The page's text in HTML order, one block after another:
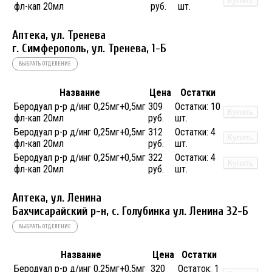
фл-кап 20мл
руб.
шт.
Аптека, ул. Тренева
г. Симферополь, ул. Тренева, 1-Б
ВЫБРАТЬ ОТДЕЛЕНИЕ
Название Цена
Остатки
Беродуал р-р д/инг 0,25мг+0,5мг
фл-кап 20мл
309
руб.
Остатки: 10
шт.
Купить
Беродуал р-р д/инг 0,25мг+0,5мг
фл-кап 20мл
312
руб.
Остатки: 4
шт.
Купить
Беродуал р-р д/инг 0,25мг+0,5мг
фл-кап 20мл
322
руб.
Остатки: 4
шт.
Купить
Аптека, ул. Ленина
Бахчисарайский р-н, с. Голубинка ул. Ленина 32-Б
ВЫБРАТЬ ОТДЕЛЕНИЕ
Название Цена
Остатки
Беродуал р-р д/инг 0,25мг+0,5мг 320 Остаток: 1